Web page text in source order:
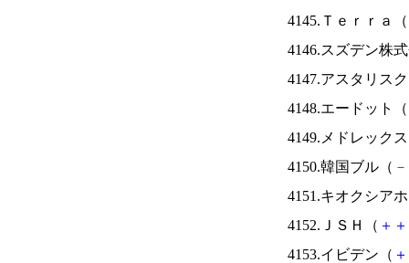
4145.Ｔｅｒｒａ（
4146.スズデン株
4147.アスタリス
4148.エードット（
4149.メドレック
4150.韓国ブル（ －
4151.キオクシア
4152.ＪＳＨ（ ＋ ＋
4153.イビデン（ ＋